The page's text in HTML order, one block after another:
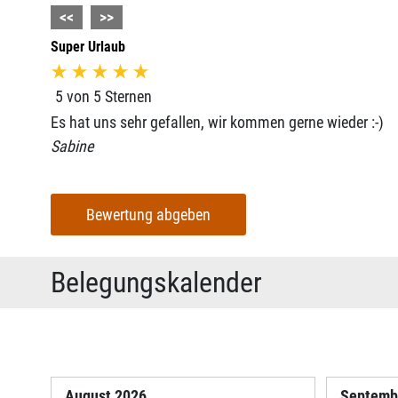
<<
Super Urlaub
5 von 5 Sternen
Es hat uns sehr gefallen, wir kommen gerne wieder :-)
Sabine
>>
Bewertung abgeben
Belegungskalender